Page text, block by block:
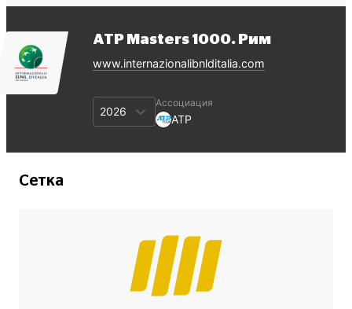
ATP Masters 1000. Рим
www.internazionalibnlditalia.com
2026
Ассоциация
ATP
Сетка